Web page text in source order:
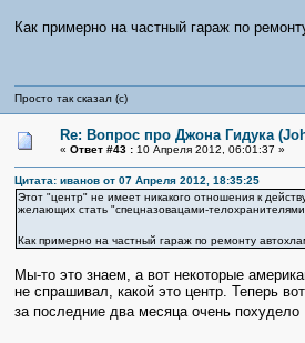
Как примерно на частный гараж по
Просто так сказал (с)
Re: Вопрос про Джона Гидука
« Ответ #43 :10 Апреля 2012, 06:01:37 »
Цитата: иванов от 07 Апреля 2012, 18:35:25
Этот "центр" не имеет никакого отношения к
желающих стать "спецназовацами-
Как примерно на частный гараж по ремонту
Мы-то это знаем, а вот некоторые
не спрашивал, какой это центр. Теперь
за последние два месяца очень